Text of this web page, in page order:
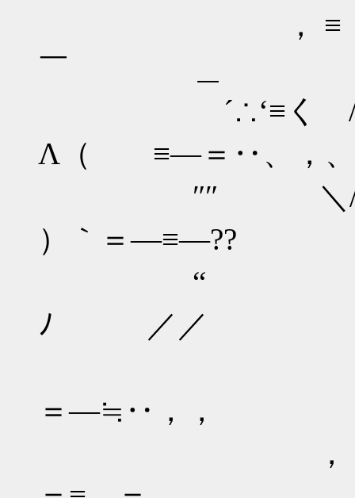
， ≡ ） （
￣ ＿
´∴‘≡く /
Λ（ ≡―＝‥、，、
″″ ＼/ Λ＿|
）｀＝―≡―??
“ （
ﾉ ／／
＝―≒‥，，
，゛“＝